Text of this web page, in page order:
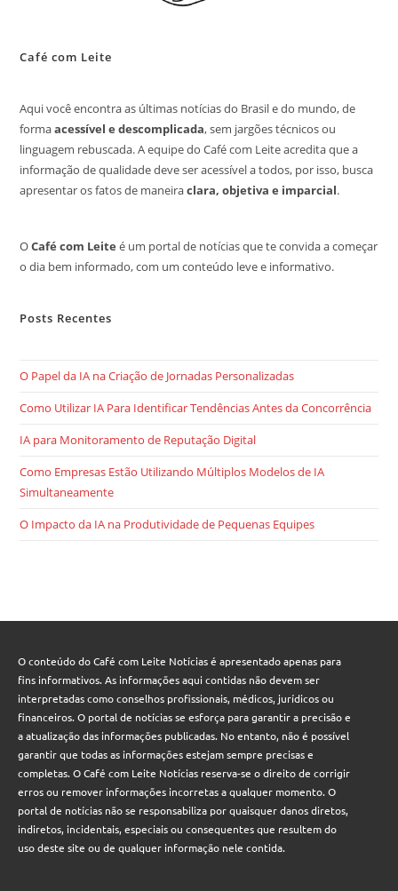
Café com Leite
Aqui você encontra as últimas notícias do Brasil e do mundo, de
formaacessível e descomplicada, sem jargões técnicos ou
linguagem rebuscada. A equipe do Café com Leite acredita que a
informação de qualidade deve ser acessível a todos, por isso, busca
apresentar os fatos de maneiraclara, objetiva e imparcial.
OCafé com Leite é um portal de notícias que te convida a começar
o dia bem informado, com um conteúdo leve e informativo.
Posts Recentes
O Papel da IA na Criação de Jornadas Personalizadas
Como Utilizar IA Para Identificar Tendências Antes da Concorrência
IA para Monitoramento de Reputação Digital
Como Empresas Estão Utilizando Múltiplos Modelos de IA
Simultaneamente
O Impacto da IA na Produtividade de Pequenas Equipes
O conteúdo do Café com Leite Notícias é apresentado apenas para
fins informativos. As informações aqui contidas não devem ser
interpretadas como conselhos profissionais, médicos, jurídicos ou
financeiros. O portal de notícias se esforça para garantir a precisão e
a atualização das informações publicadas. No entanto, não é possível
garantir que todas as informações estejam sempre precisas e
completas. O Café com Leite Notícias reserva-se o direito de corrigir
erros ou remover informações incorretas a qualquer momento. O
portal de notícias não se responsabiliza por quaisquer danos diretos,
indiretos, incidentais, especiais ou consequentes que resultem do
uso deste site ou de qualquer informação nele contida.